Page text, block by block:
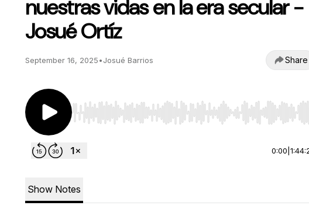
nuestras vidas en la era secular -
Josué Ortíz
September 16, 2025•Josué Barrios Share
Use Left/Right to seek, Home/End to jump to start or
0:00
Show Notes